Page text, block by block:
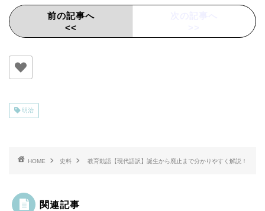
前の記事へ
<<
明治
HOME 史料 教育勅語【現代語訳】誕生から廃止まで分かりやすく解説！
関連記事